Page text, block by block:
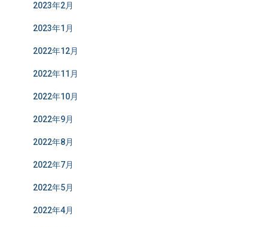
2023年2月
2023年1月
2022年12月
2022年11月
2022年10月
2022年9月
2022年8月
2022年7月
2022年5月
2022年4月